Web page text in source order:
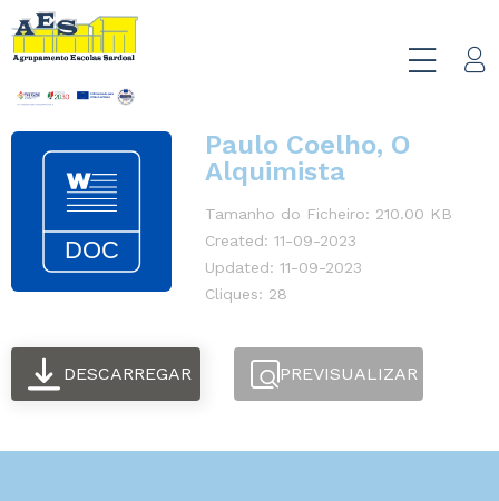
Paulo Coelho, O
Alquimista
Tamanho do Ficheiro: 210.00 KB
Created: 11-09-2023
Updated: 11-09-2023
Cliques: 28
DESCARREGAR PREVISUALIZAR